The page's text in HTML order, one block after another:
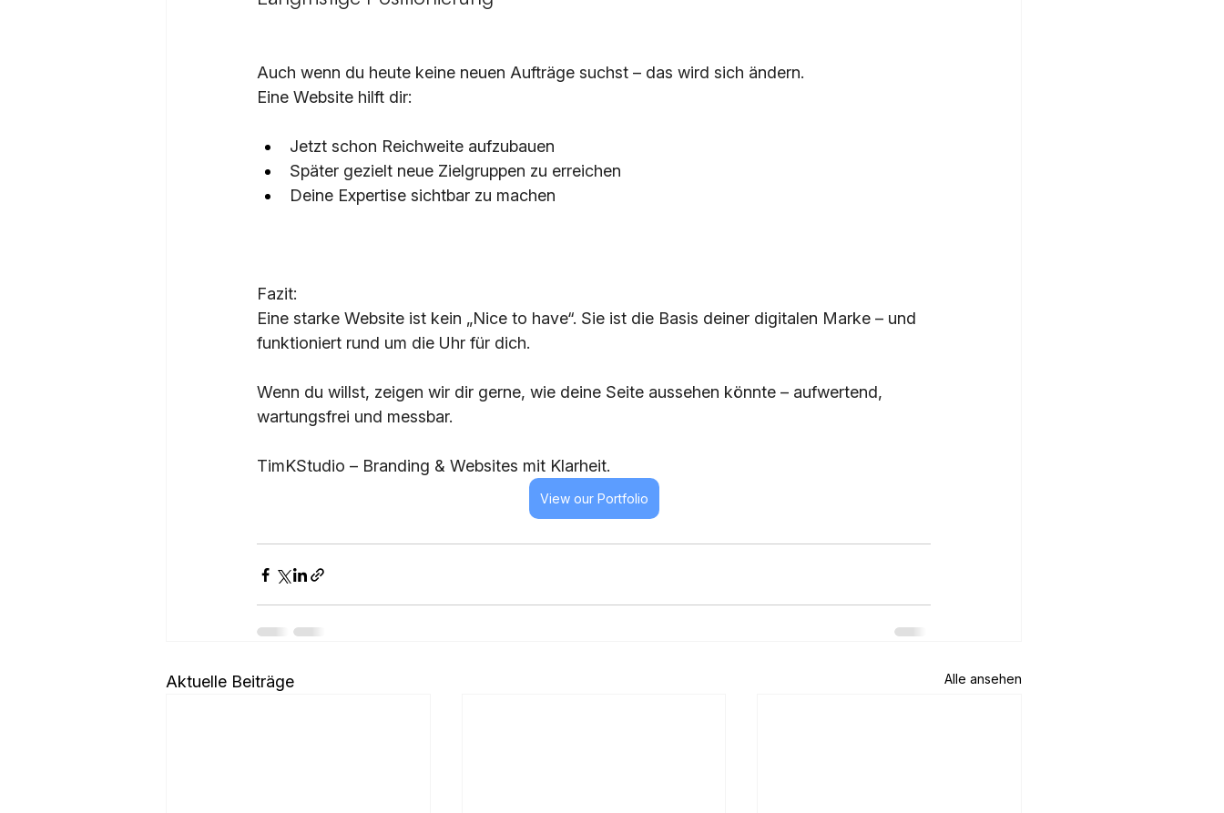
Auch wenn du heute keine neuen Aufträge suchst – das wird sich ändern.
Eine Website hilft dir:
Jetzt schon Reichweite aufzubauen
Später gezielt neue Zielgruppen zu erreichen
Deine Expertise sichtbar zu machen
Fazit:
Eine starke Website ist kein „Nice to have“. Sie ist die Basis deiner digitalen Marke – und
funktioniert rund um die Uhr für dich.
Wenn du willst, zeigen wir dir gerne, wie deine Seite aussehen könnte – aufwertend,
wartungsfrei und messbar.
TimKStudio – Branding & Websites mit Klarheit.
View our Portfolio
Aktuelle Beiträge Alle ansehen